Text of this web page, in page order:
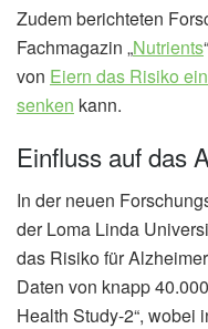
Zudem berichteten
Fachmagazin „Nutrients
von Eiern das Risiko
senken kann.
Einfluss auf das
In der neuen
der Loma Linda
das Risiko für
Daten von knapp
Health Study-2“, wobei